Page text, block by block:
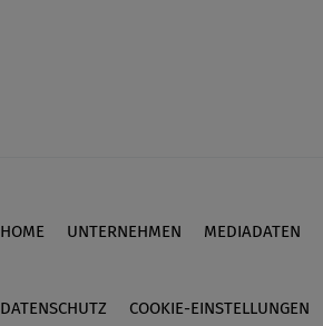
Footer
HOME UNTERNEHMEN MEDIADATEN
DATENSCHUTZ COOKIE-EINSTELLUNGEN